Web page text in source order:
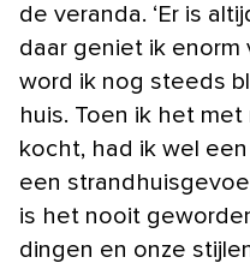
de veranda. ‘Er is
daar geniet ik enorm
word ik nog steeds
huis. Toen ik het
kocht, had ik wel
een
is het nooit
dingen en onze